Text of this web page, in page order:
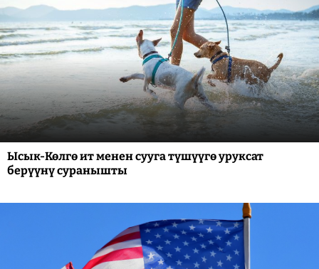
Ысык-Көлгө ит менен сууга түшүүгө уруксат
берүүнү суранышты